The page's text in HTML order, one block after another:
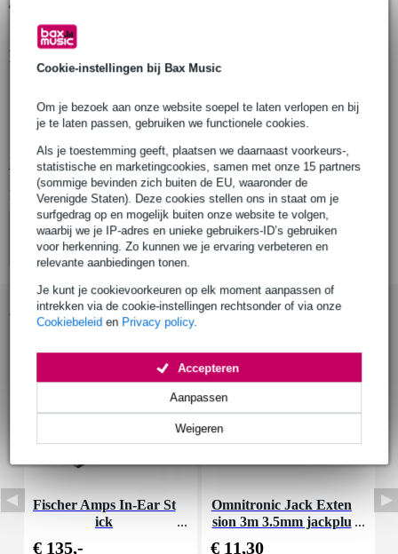
Cookie-instellingen bij Bax Music
Om je bezoek aan onze website soepel te laten verlopen en bij
je te laten passen, gebruiken we functionele cookies.
Als je toestemming geeft, plaatsen we daarnaast voorkeurs-,
statistische en marketingcookies, samen met onze 15 partners
(sommige bevinden zich buiten de EU, waaronder de
Verenigde Staten). Deze cookies stellen ons in staat om je
surfgedrag op en mogelijk buiten onze website te volgen,
waarbij we je IP-adres en unieke gebruikers-ID’s gebruiken
voor herkenning. Zo kunnen we je ervaring verbeteren en
relevante aanbiedingen tonen.
Je kunt je cookievoorkeuren op elk moment aanpassen of
intrekken via de cookie-instellingen rechtsonder of via onze
Cookiebeleid en Privacy policy.
Weigeren
Aanpassen
Accepteren
Productinformatie
gedraaide, dubbelstrengige kabel
merk: Sennheiser
Bekijk alle productspecificaties
Bekijk ook eens (4)
Accessoires (10)
Fischer Amps In-Ear St
ick
€ 135,-
Omnitronic Jack Exten
sion 3m 3.5mm jackplu
€ 11,30